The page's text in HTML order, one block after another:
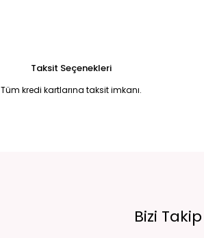
Taksit Seçenekleri
Tüm kredi kartlarına taksit imkanı.
Bizi